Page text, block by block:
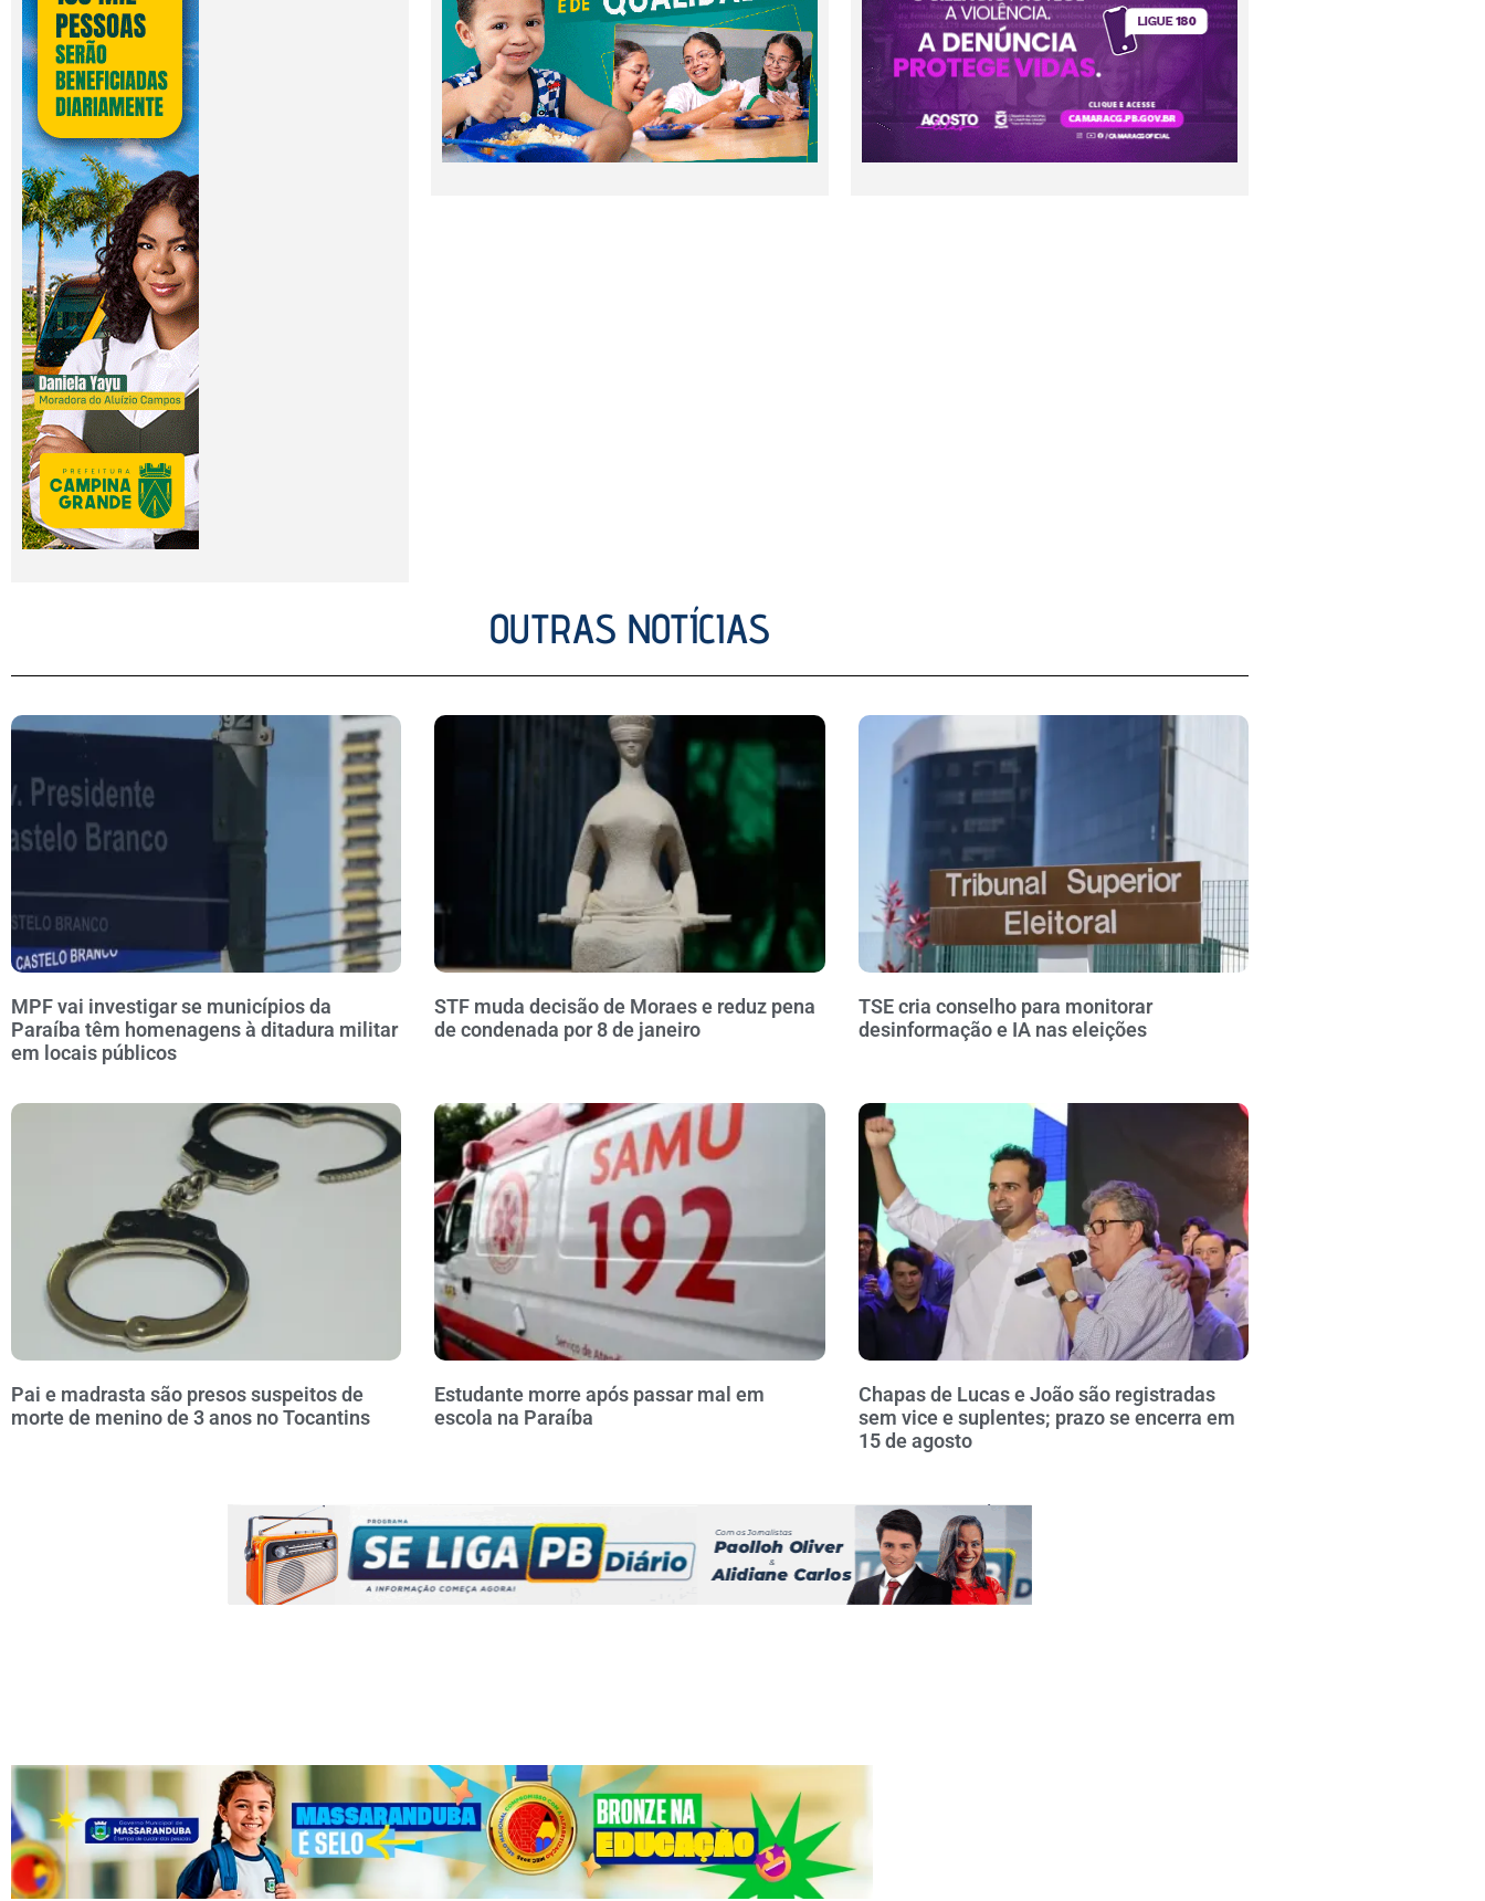
OUTRAS NOTÍCIAS
MPF vai investigar se municípios da
Paraíba têm homenagens à ditadura militar
em locais públicos
STF muda decisão de Moraes e reduz pena
de condenada por 8 de janeiro
TSE cria conselho para monitorar
desinformação e IA nas eleições
Pai e madrasta são presos suspeitos de
morte de menino de 3 anos no Tocantins
Estudante morre após passar mal em
escola na Paraíba
Chapas de Lucas e João são registradas
sem vice e suplentes; prazo se encerra em
15 de agosto